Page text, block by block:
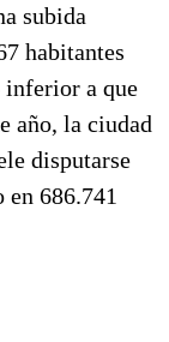
subida
habitantes
inferior a que
año, la ciudad
disputarse
en 686.741